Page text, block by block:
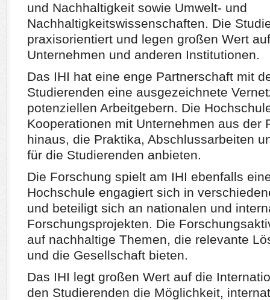
und Nachhaltigkeit sowie Umwelt- und
Nachhaltigkeitswissenschaften. Die
praxisorientiert und legen großen Wert
Unternehmen und anderen Institutionen.
Das IHI hat eine enge Partnerschaft mit
Studierenden eine ausgezeichnete
potenziellen Arbeitgebern. Die
Kooperationen mit Unternehmen aus der
hinaus, die Praktika, Abschlussarbeiten
für die Studierenden anbieten.
Die Forschung spielt am IHI ebenfalls
Hochschule engagiert sich in
und beteiligt sich an nationalen und
Forschungsprojekten. Die
auf nachhaltige Themen, die relevante
und die Gesellschaft bieten.
Das IHI legt großen Wert auf die
den Studierenden die Möglichkeit,